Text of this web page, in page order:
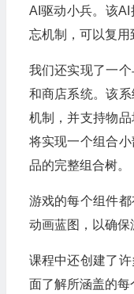
AI驱动小兵。该
忘机制，可以复用
我们还实现了一
和商店系统。该
机制，并支持物
将实现一个组合
品的完整组合树。
游戏的每个组件
动画蓝图，以确保
课程中还创建了
面了解所涵盖的每